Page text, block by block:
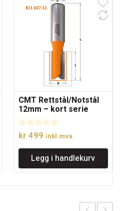
CMT Rettstål/Notstål
12mm – kort serie
kr 499 inkl.mva.
Legg i handlekurv